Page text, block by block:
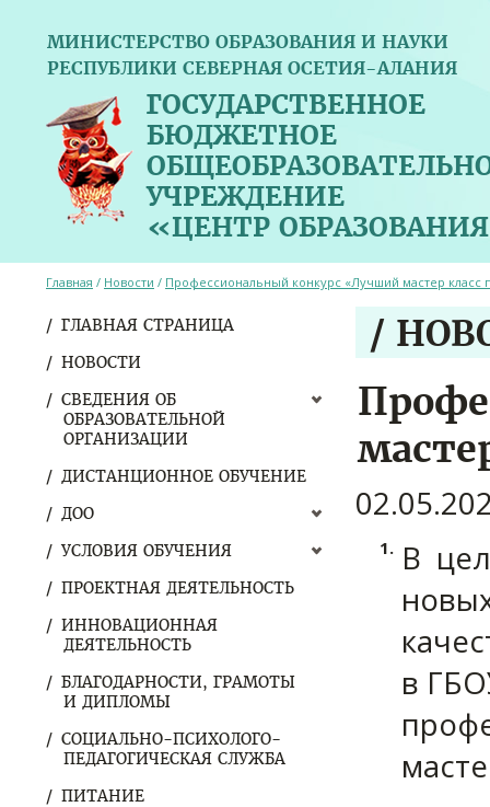
МИНИСТЕРСТВО ОБРАЗОВАНИЯ И НАУКИ
РЕСПУБЛИКИ СЕВЕРНАЯ ОСЕТИЯ-АЛАНИЯ
ГОСУДАРСТВЕННОЕ
БЮДЖЕТНОЕ
УЧРЕЖДЕНИЕ
«ЦЕНТР
ГЛАВНАЯ СТРАНИЦА
НОВОСТИ
СВЕДЕНИЯ ОБ
ОБРАЗОВАТЕЛЬНОЙ
ОРГАНИЗАЦИИ
ДИСТАНЦИОННОЕ ОБУЧЕНИЕ
ДОО
УСЛОВИЯ ОБУЧЕНИЯ
ПРОЕКТНАЯ ДЕЯТЕЛЬНОСТЬ
ИННОВАЦИОННАЯ
ДЕЯТЕЛЬНОСТЬ
БЛАГОДАРНОСТИ, ГРАМОТЫ
И ДИПЛОМЫ
СОЦИАЛЬНО-ПСИХОЛОГО-
ПЕДАГОГИЧЕСКАЯ СЛУЖБА
ПИТАНИЕ
Главная / Новости / Профессиональный конкурс «Лучший мастер класс
/
В
в